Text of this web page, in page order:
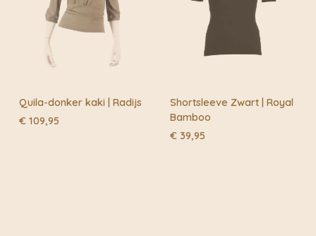
Quila-donker kaki | Radijs
€ 109,95
Shortsleeve Zwart | Royal
Bamboo
€ 39,95